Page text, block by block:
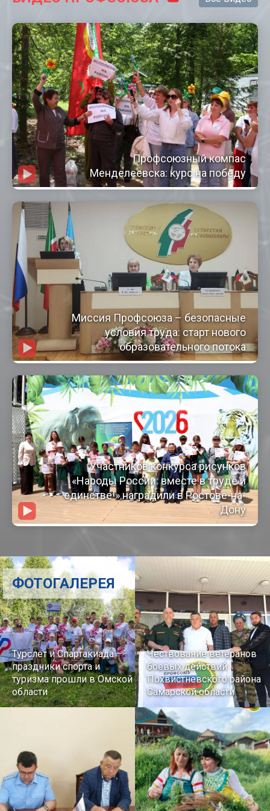
Профсоюзный компас
Менделеевска: курс на победу
Миссия Профсоюза – безопасные
условия труда: старт нового
образовательного потока
Участников конкурса рисунков
«Народы России: вместе в труде и
единстве!» наградили в Ростове-на-
Дону
Турслет и Спартакиада –
праздники спорта и
туризма прошли в Омской
области
Чествование ветеранов
боевых действий
Похвистневского района
Самарской области
ФОТОГАЛЕРЕЯ